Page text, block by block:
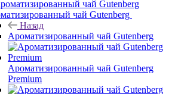
чай Gutenberg
Назад
Ароматизированный чай Gutenberg
Ароматизированный чай Gutenberg
Premium